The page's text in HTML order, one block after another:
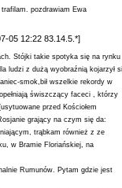
pozdrawiam Ewa
05 12:22 83.14.5.*]
Stójki takie spotyka się na rynku
ludzi z dużą wyobraźnią kojarzył
smok,bił wszelkie rekordy w
świszczący faceci , którzy
przed Kościołem
grający na czym się da:
trąbkam również z ze
w Bramie Floriańskiej, na
Rumunów. Pytam gdzie jest